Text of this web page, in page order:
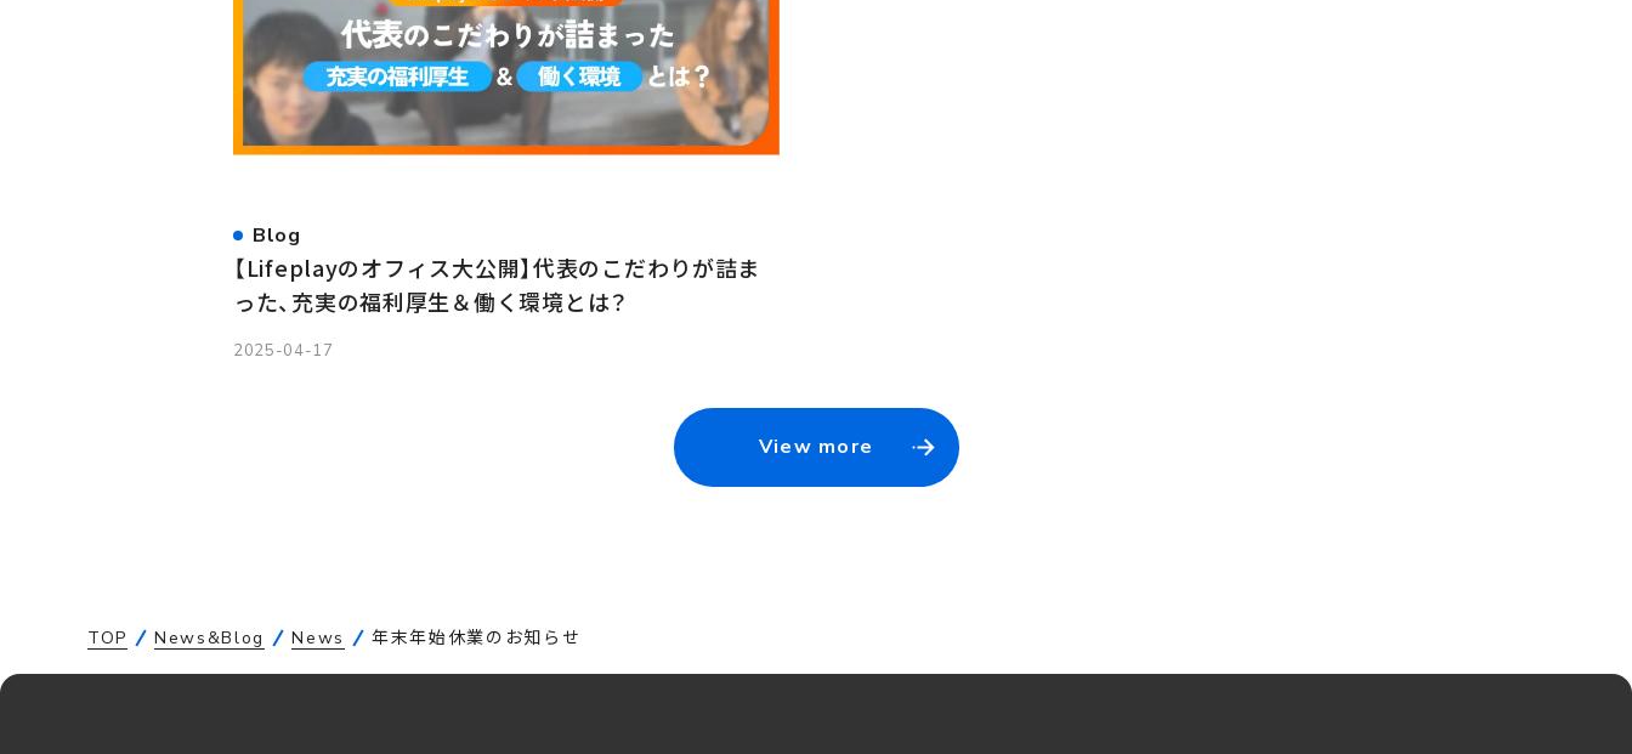
Blog
【Lifeplayのオフィス大公開】代表のこだわりが詰ま
った、充実の福利厚生＆働く環境とは？
2025-04-17
View more
TOP News&Blog News 年末年始休業のお知らせ